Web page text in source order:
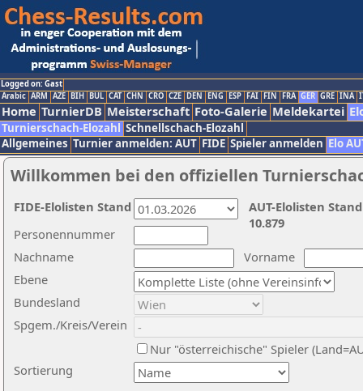
Logged on: Gast
Arabic ARM AZE BIH BUL CAT CHN CRO CZE DEN ENG ESP FAI FIN FRA GER GRE INA
Home TurnierDB Meisterschaft Foto-Galerie Meldekartei
Turnierschach-Elozahl Schnellschach-Elozahl
Allgemeines Turnier anmelden: AUT FIDE Spieler anmelden Elo
Willkommen bei den offiziellen
Nachname
Vorname
Ebene
Sortierung
Personennummer
Bundesland
Spgem./Kreis/Verein
Nur "österreichische" Spieler
AUT-Elolisten
10.879
FIDE-Elolisten Stand